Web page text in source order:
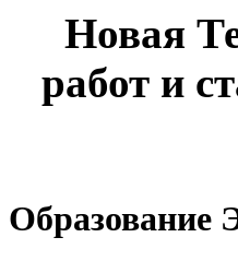
Новая
работ и
Образование